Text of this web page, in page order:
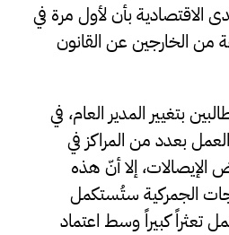
بأن لأول مرة في
من الخارجين عن القانون
بتغيير المدير العام، في
العمل بعدد من المراكز في
إلا أنّ هذه
الجمركية ستُستكمل
تعثراً كبيراً وسط اعتماد